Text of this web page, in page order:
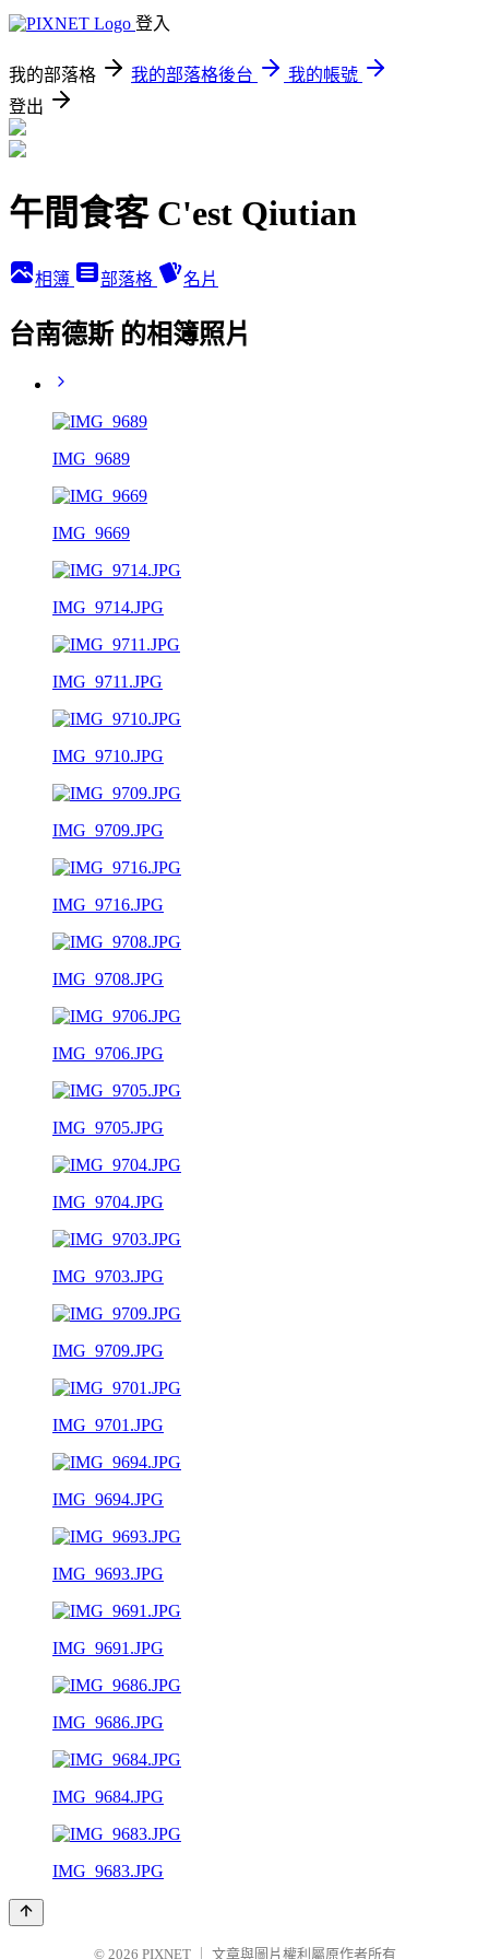
登入
我的部落格 我的部落格後台
我的帳號
登出
午間食客 C'est Qiutian
相簿 部落格 名片
台南德斯 的相簿照片
IMG_9689
IMG_9669
IMG_9714.JPG
IMG_9711.JPG
IMG_9710.JPG
IMG_9709.JPG
IMG_9716.JPG
IMG_9708.JPG
IMG_9706.JPG
IMG_9705.JPG
IMG_9704.JPG
IMG_9703.JPG
IMG_9709.JPG
IMG_9701.JPG
IMG_9694.JPG
IMG_9693.JPG
IMG_9691.JPG
IMG_9686.JPG
IMG_9684.JPG
IMG_9683.JPG
© 2026 PIXNET 文章與圖片權利屬原作者所有